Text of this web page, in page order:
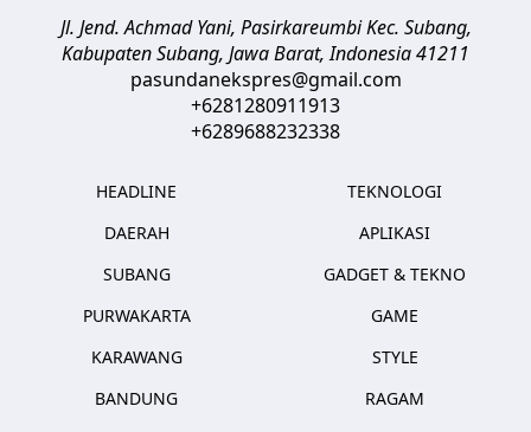
Jl. Jend. Achmad Yani, Pasirkareumbi Kec. Subang,
Kabupaten Subang, Jawa Barat,Indonesia41211
pasundanekspres@gmail.com
+6281280911913
+6289688232338
HEADLINE
DAERAH
SUBANG
PURWAKARTA
KARAWANG
BANDUNG
TEKNOLOGI
APLIKASI
GADGET & TEKNO
GAME
STYLE
RAGAM